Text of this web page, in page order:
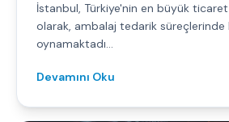
İstanbul, Türkiye'nin en büyük
olarak, ambalaj tedarik süreçlerinde
oynamaktadı...
Devamını Oku